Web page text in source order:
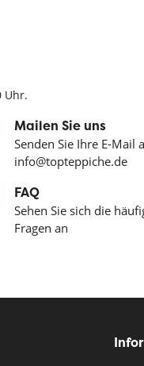
Uhr.
Mailen Sie uns
Senden Sie Ihre E-Mail
info@topteppiche.de
FAQ
Sehen Sie sich die
Fragen an